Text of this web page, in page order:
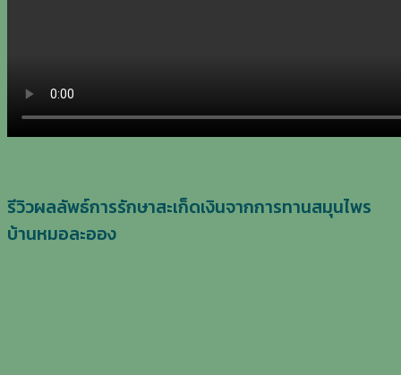
รีวิวผลลัพธ์การรักษาสะเก็ดเงินจากการทานสมุนไพร
บ้านหมอละออง